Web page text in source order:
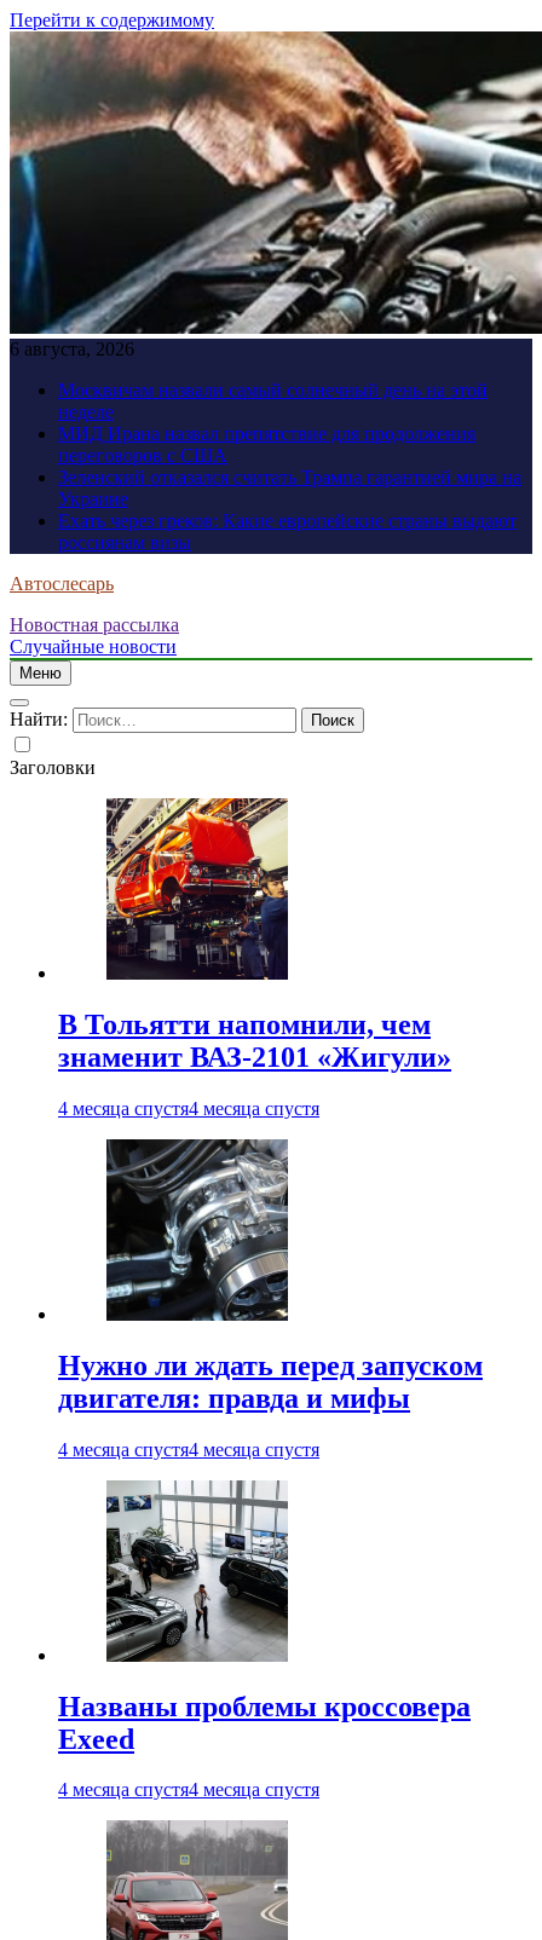
Перейти к содержимому
6 августа, 2026
Москвичам назвали самый солнечный день на этой
неделе
МИД Ирана назвал препятствие для продолжения
переговоров с США
Зеленский отказался считать Трампа гарантией мира на
Украине
Ехать через греков: Какие европейские страны выдают
россиянам визы
Автослесарь
Новостная рассылка
Случайные новости
Меню
Найти:
Заголовки
В Тольятти напомнили, чем
знаменит ВАЗ-2101 «Жигули»
4 месяца спустя4 месяца спустя
Нужно ли ждать перед запуском
двигателя: правда и мифы
4 месяца спустя4 месяца спустя
Названы проблемы кроссовера
Exeed
4 месяца спустя4 месяца спустя